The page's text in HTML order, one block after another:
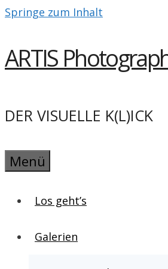
Springe zum Inhalt
ARTIS
DER VISUELLE K(L)ICK
Menü
Los geht’s
Galerien